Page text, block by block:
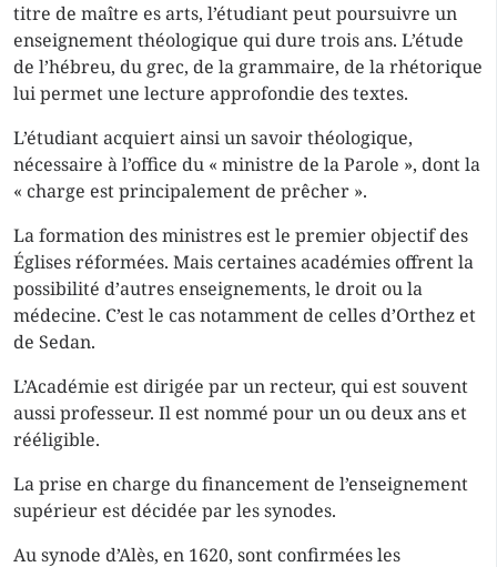
titre de maître es arts, l’étudiant peut poursuivre un
enseignement théologique qui dure trois ans. L’étude
de l’hébreu, du grec, de la grammaire, de la rhétorique
lui permet une lecture approfondie des textes.
L’étudiant acquiert ainsi un savoir théologique,
nécessaire à l’office du « ministre de la Parole », dont la
« charge est principalement de prêcher ».
La formation des ministres est le premier objectif des
Églises réformées. Mais certaines académies offrent la
possibilité d’autres enseignements, le droit ou la
médecine. C’est le cas notamment de celles d’Orthez et
de Sedan.
L’Académie est dirigée par un recteur, qui est souvent
aussi professeur. Il est nommé pour un ou deux ans et
rééligible.
La prise en charge du financement de l’enseignement
supérieur est décidée par les synodes.
Au synode d’Alès, en 1620, sont confirmées les